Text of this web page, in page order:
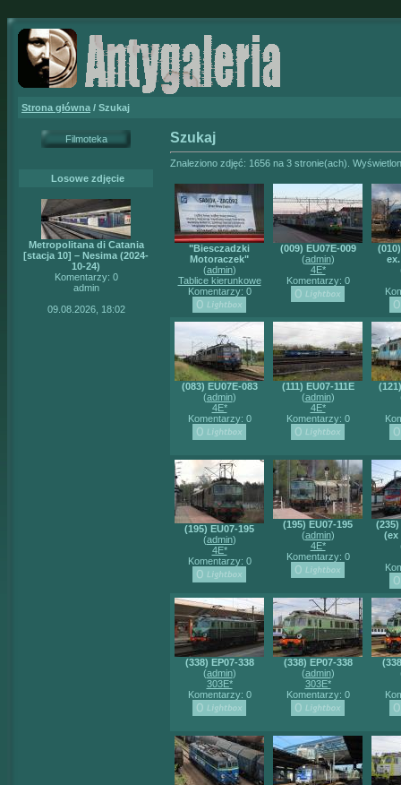
Strona główna / Szukaj
Filmoteka
Losowe zdjęcie
Metropolitana di Catania
[stacja 10] – Nesima (2024-
10-24)
Komentarzy: 0
admin
09.08.2026, 18:02
Szukaj
Znaleziono zdjęć: 1656 na 3 stronie(ach).
"Biesczadzki
Motoraczek"
(admin)
Tablice kierunkowe
Komentarzy: 0
(009) EU07E-009
(admin)
4E*
Komentarzy: 0
(083) EU07E-083
(admin)
4E*
Komentarzy: 0
(111) EU07-111E
(admin)
4E*
Komentarzy: 0
(195) EU07-195
(admin)
4E*
Komentarzy: 0
(195) EU07-195
(admin)
4E*
Komentarzy: 0
(235)
(ex
(338) EP07-338
(admin)
303E*
Komentarzy: 0
(338) EP07-338
(admin)
303E*
Komentarzy: 0